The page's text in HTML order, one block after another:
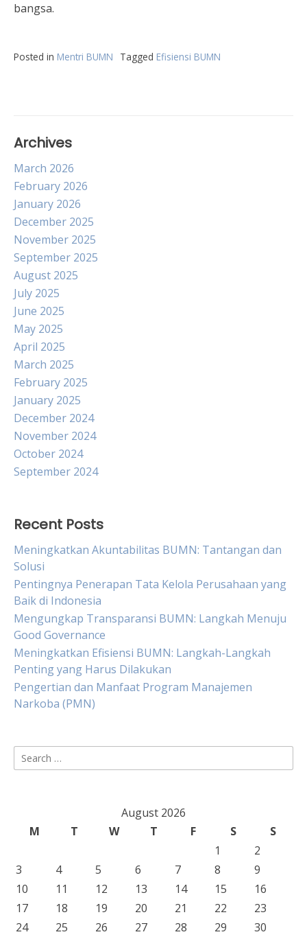
bangsa.
Posted in Mentri BUMN Tagged Efisiensi BUMN
Archives
March 2026
February 2026
January 2026
December 2025
November 2025
September 2025
August 2025
July 2025
June 2025
May 2025
April 2025
March 2025
February 2025
January 2025
December 2024
November 2024
October 2024
September 2024
Recent Posts
Meningkatkan Akuntabilitas BUMN: Tantangan dan
Solusi
Pentingnya Penerapan Tata Kelola Perusahaan yang
Baik di Indonesia
Mengungkap Transparansi BUMN: Langkah Menuju
Good Governance
Meningkatkan Efisiensi BUMN: Langkah-Langkah
Penting yang Harus Dilakukan
Pengertian dan Manfaat Program Manajemen
Narkoba (PMN)
Search
for:
August 2026
M
T W T F S
S
1
2
3
4 5 6 7 8
9
10
11 12 13 14 15
16
17
18 19 20 21 22
23
24
25 26 27 28 29
30